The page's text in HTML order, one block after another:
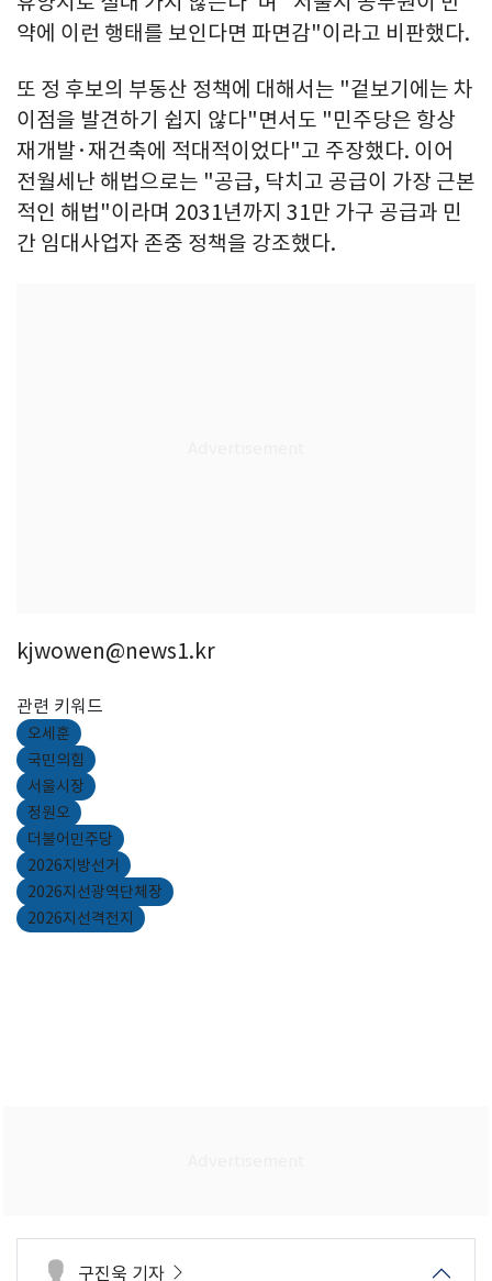
약에 이런 행태를 보인다면 파면감"이라고 비판했다.
또 정 후보의 부동산 정책에 대해서는 "겉보기에는 차
이점을 발견하기 쉽지 않다"면서도 "민주당은 항상
재개발·재건축에 적대적이었다"고 주장했다. 이어
전월세난 해법으로는 "공급, 닥치고 공급이 가장 근본
적인 해법"이라며 2031년까지 31만 가구 공급과 민
간 임대사업자 존중 정책을 강조했다.
kjwowen@news1.kr
관련 키워드
오세훈
국민의힘
서울시장
정원오
더불어민주당
2026지방선거
2026지선광역단체장
2026지선격전지
구진욱 기자